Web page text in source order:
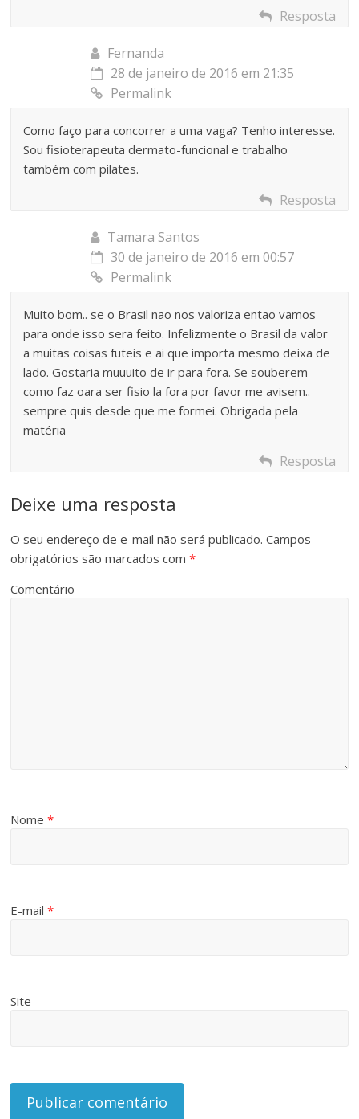
Resposta
Fernanda
28 de janeiro de 2016 em 21:35
Permalink
Como faço para concorrer a uma vaga? Tenho interesse.
Sou fisioterapeuta dermato-funcional e trabalho
também com pilates.
Resposta
Tamara Santos
30 de janeiro de 2016 em 00:57
Permalink
Muito bom.. se o Brasil nao nos valoriza entao vamos
para onde isso sera feito. Infelizmente o Brasil da valor
a muitas coisas futeis e ai que importa mesmo deixa de
lado. Gostaria muuuito de ir para fora. Se souberem
como faz oara ser fisio la fora por favor me avisem..
sempre quis desde que me formei. Obrigada pela
matéria
Resposta
Deixe uma resposta
O seu endereço de e-mail não será publicado. Campos
obrigatórios são marcados com*
Comentário
Nome*
E-mail*
Site